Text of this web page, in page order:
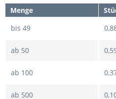
Menge
bis 49
ab 50
ab 100
ab 500